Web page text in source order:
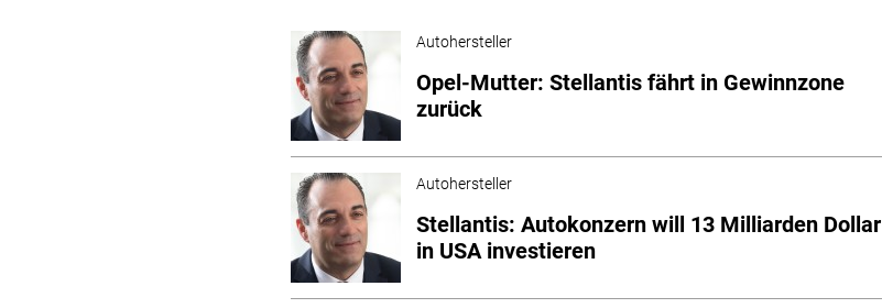
Autohersteller
Opel-Mutter: Stellantis fährt in Gewinnzone
zurück
Autohersteller
Stellantis: Autokonzern will 13 Milliarden Dollar
in USA investieren